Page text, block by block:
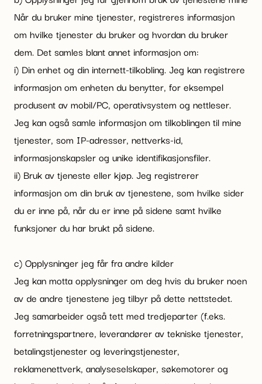
Når du bruker mine tjenester, registreres informasjon
om hvilke tjenester du bruker og hvordan du bruker
dem. Det samles blant annet informasjon om:
i) Din enhet og din internett-tilkobling. Jeg kan registrere
informasjon om enheten du benytter, for eksempel
produsent av mobil/PC, operativsystem og nettleser.
Jeg kan også samle informasjon om tilkoblingen til mine
tjenester, som IP-adresser, nettverks-id,
informasjonskapsler og unike identifikasjonsfiler.
ii) Bruk av tjeneste eller kjøp. Jeg registrerer
informasjon om din bruk av tjenestene, som hvilke sider
du er inne på, når du er inne på sidene samt hvilke
funksjoner du har brukt på sidene.
c) Opplysninger jeg får fra andre kilder
Jeg kan motta opplysninger om deg hvis du bruker noen
av de andre tjenestene jeg tilbyr på dette nettstedet.
Jeg samarbeider også tett med tredjeparter (f.eks.
forretningspartnere, leverandører av tekniske tjenester,
betalingstjenester og leveringstjenester,
reklamenettverk, analyseselskaper, søkemotorer og